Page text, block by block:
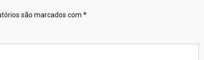
são marcados com *